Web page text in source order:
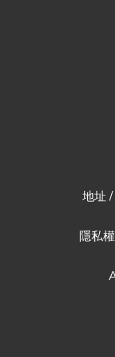
地址
隱私